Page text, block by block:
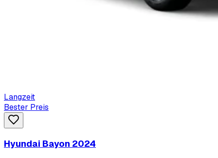
Langzeit
Bester Preis
Hyundai Bayon 2024